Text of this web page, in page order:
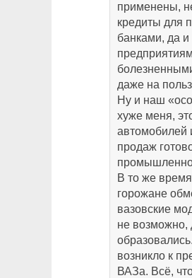
применены,
кредиты для
банками, да
даже на
Ну и наш
хуже меня,
автомобилей
продаж
В то же
горожане
вазовские
не возможно,
возникло к
ВАЗа. Всё,